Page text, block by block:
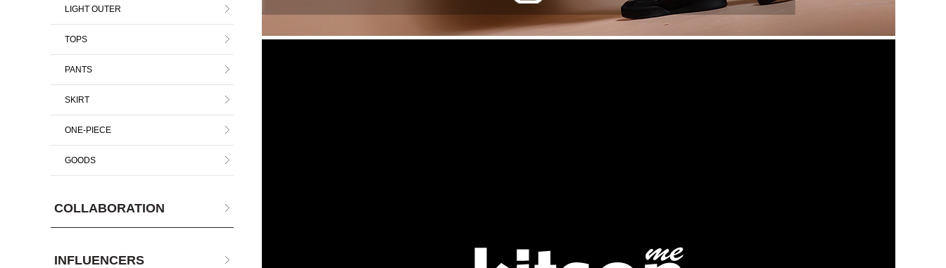
LIGHT OUTER
TOPS
PANTS
SKIRT
ONE-PIECE
GOODS
COLLABORATION
INFLUENCERS